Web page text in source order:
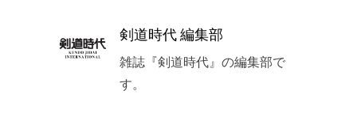
剣道時代 編集部
雑誌『剣道時代』の編集部で
す。